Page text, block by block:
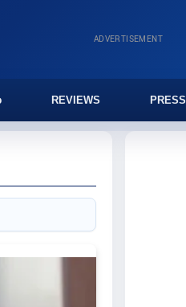
ADVERTISEMENT
REVIEWS PRESS